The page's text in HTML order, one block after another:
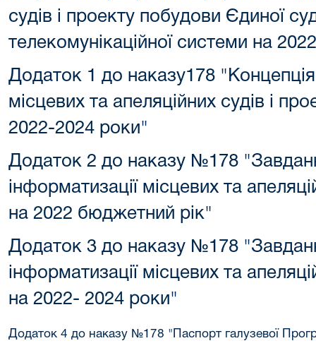
судів і проекту побудови Єдиної
телекомунікаційної системи на
Додаток 1 до наказу178
місцевих та апеляційних судів і
2022-2024 роки"
Додаток 2 до наказу №178
інформатизації місцевих та
на 2022 бюджетний рік"
Додаток 3 до наказу №178
інформатизації місцевих та
на 2022- 2024 роки"
Додаток 4 до наказу №178 "Паспорт галузевої